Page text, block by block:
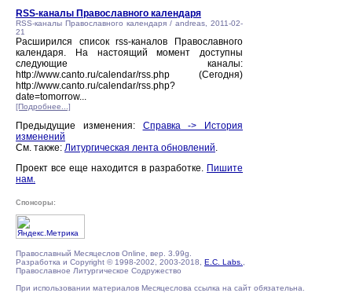
RSS-каналы Православного календаря
RSS-каналы Православного календаря / andreas, 2011-02-
21
Расширился список rss-каналов Православного
календаря. На настоящий момент доступны
следующие каналы:
http://www.canto.ru/calendar/rss.php (Сегодня)
http://www.canto.ru/calendar/rss.php?
date=tomorrow...
[Подробнее...]
Предыдущие изменения: Справка -> История
изменений
См. также: Литургическая лента обновлений.
Проект все еще находится в разработке. Пишите
нам.
Спонсоры:
Православный Месяцеслов Online, вер. 3.99g.
Разработка и Copyright © 1998-2002, 2003-2018, E.C. Labs.
Православное Литургическое Содружество
При использовании материалов Месяцеслова ссылка на сайт обязательна.